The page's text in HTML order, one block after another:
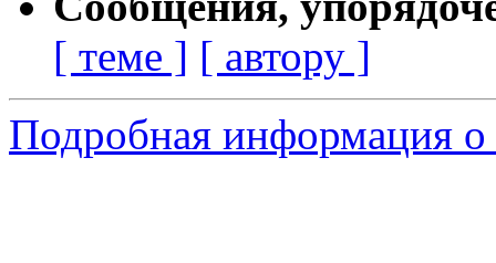
[ теме ] [ автору ]
Подробная информация о